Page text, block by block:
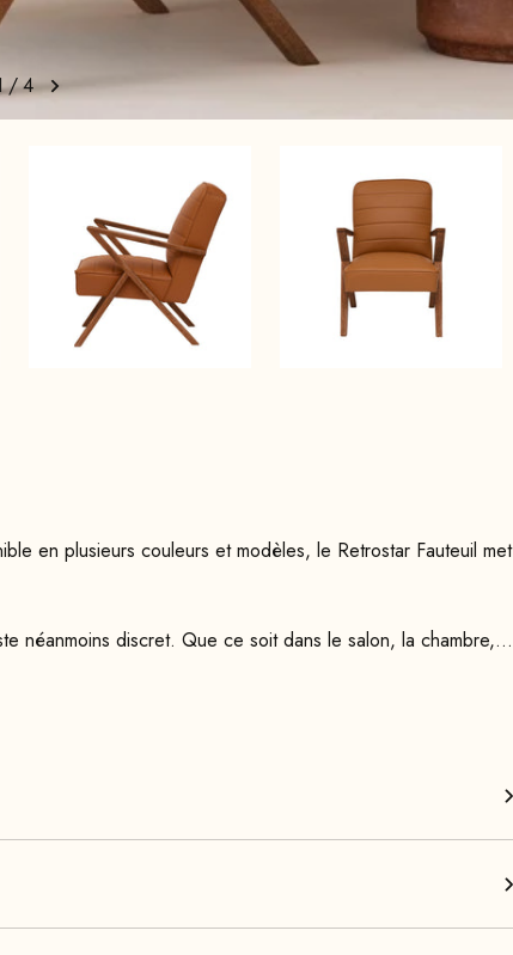
/4
en plusieurs couleurs et modèles, le Retrostar Fauteuil met
néanmoins discret. Que ce soit dans le salon, la chambre, le
suspension à ressorts en acier, le Retrostar Fauteuil un
assise confortablement adossée est garantie. Les